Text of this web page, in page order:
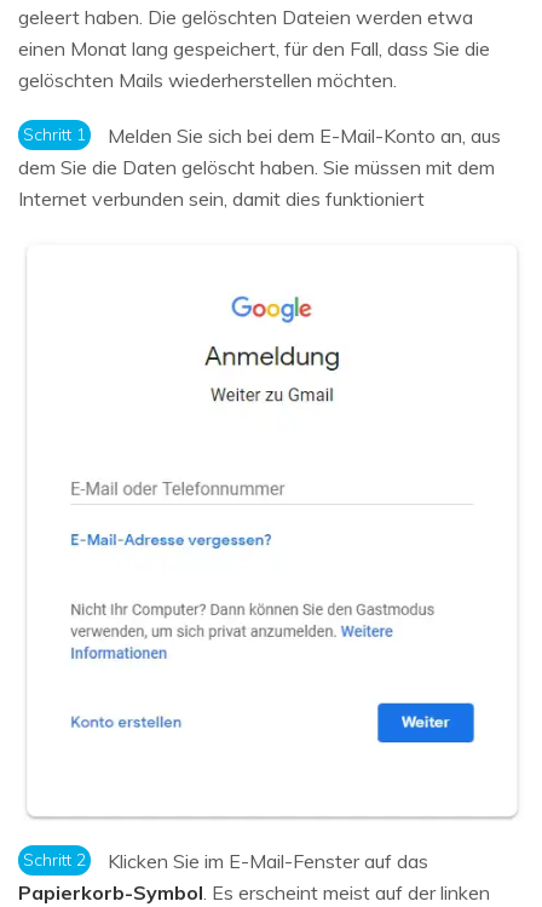
geleert haben. Die gelöschten Dateien werden etwa
einen Monat lang gespeichert, für den Fall, dass Sie die
gelöschten Mails wiederherstellen möchten.
Schritt 1
Melden Sie sich bei dem E-Mail-Konto an, aus
dem Sie die Daten gelöscht haben. Sie müssen mit dem
Internet verbunden sein, damit dies funktioniert
Schritt 2
Klicken Sie im E-Mail-Fenster auf das
Papierkorb-Symbol. Es erscheint meist auf der linken